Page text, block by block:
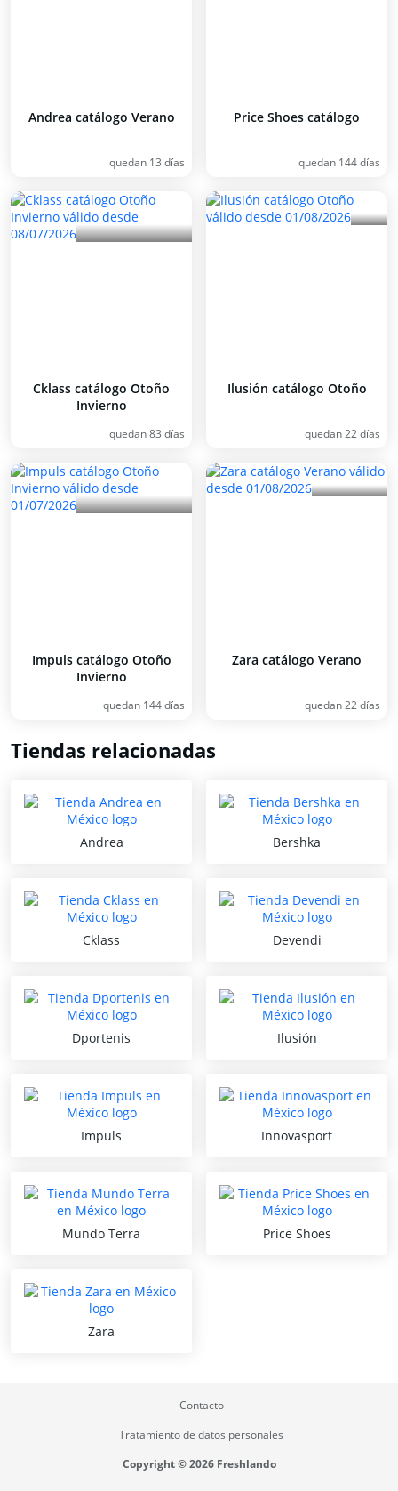
Andrea catálogo Verano
quedan 13 días
Price Shoes catálogo
quedan 144 días
Cklass catálogo Otoño
Invierno
quedan 83 días
Ilusión catálogo Otoño
quedan 22 días
Impuls catálogo Otoño
Invierno
quedan 144 días
Zara catálogo Verano
quedan 22 días
Tiendas relacionadas
Andrea Bershka
Cklass Devendi
Dportenis Ilusión
Impuls Innovasport
Mundo Terra Price Shoes
Zara
Contacto
Tratamiento de datos personales
Copyright © 2026 Freshlando